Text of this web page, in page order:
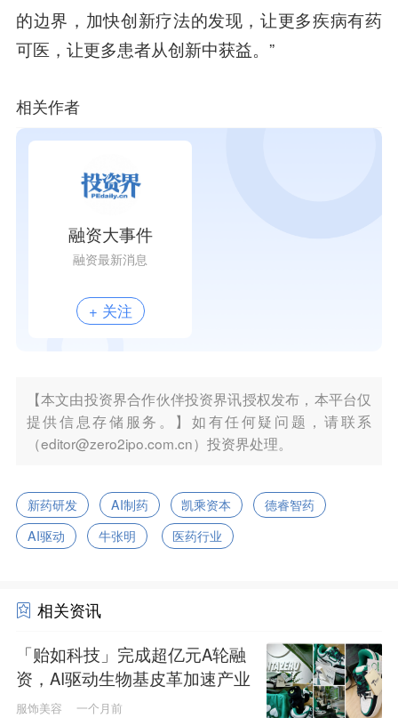
的边界，加快创新疗法的发现，让更多疾病有药
可医，让更多患者从创新中获益。”
相关作者
融资大事件
融资最新消息
+ 关注
【本文由投资界合作伙伴投资界讯授权发布，本平台仅
提供信息存储服务。】如有任何疑问题，请联系
（editor@zero2ipo.com.cn）投资界处理。
新药研发 AI制药 凯乘资本
德睿智药
AI驱动
牛张明 医药行业
相关资讯
「贻如科技」完成超亿元A轮融
资，AI驱动生物基皮革加速产业
化
服饰美容 一个月前